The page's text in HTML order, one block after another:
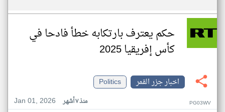
حكم يعترف بارتكابه خطأ فادحا في
كأس إفريقيا 2025
اخبار جزر القمر
Politics
Jan 01, 2026
منذ ٧ أشهر PG03WV